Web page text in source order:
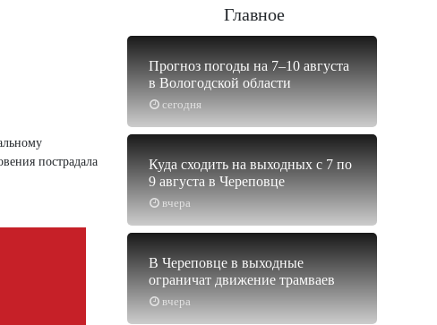
пострадала
Главное
сегодня
Прогноз погоды на 7–10 августа
в Вологодской области
вчера
Куда сходить на выходных с 7 по
9 августа в Череповце
вчера
В Череповце в выходные
ограничат движение трамваев